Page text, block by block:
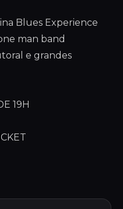
Blues Experience
man band
e grandes
19H